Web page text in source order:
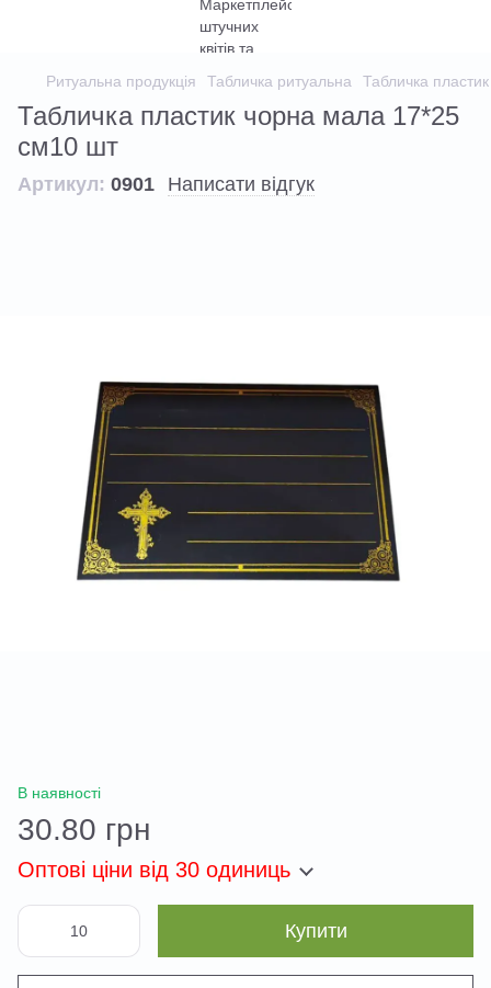
Ритуальна продукція Табличка ритуальна Табличка
Табличка пластик чорна мала 17*25
см10 шт
Артикул: 0901 Написати відгук
В наявності
30.80 грн
Оптові ціни від 30 одиниць
Купити